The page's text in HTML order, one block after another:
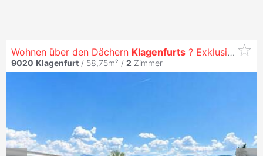
Wohnen über den Dächern Klagenfurts ? Exklusive 2-
9020 Klagenfurt / 58,75m² / 2 Zimmer